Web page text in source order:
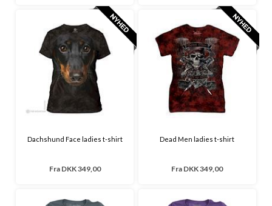
Dachshund Face ladies t-shirt
Fra DKK 349,00
Dead Men ladies t-shirt
Fra DKK 349,00